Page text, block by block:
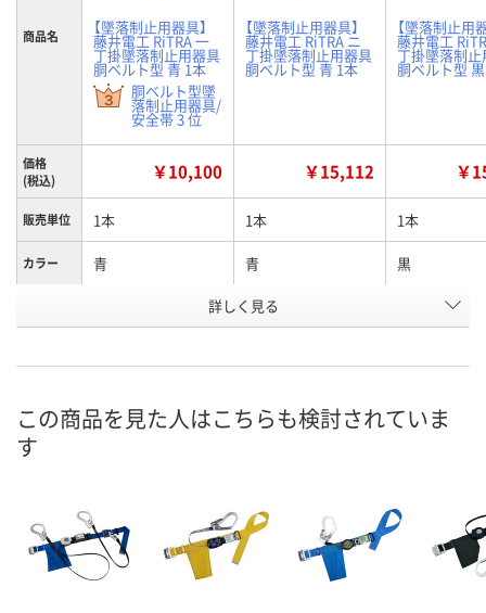
商品名 【墜落制止用器具】
藤井電工 RiTRA 一
丁掛墜落制止用器具
胴ベルト型 青 1本
胴ベルト型墜
落制止用器具/
安全帯 3 位
【墜落制止用器具】
藤井電工 RiTRA ニ
丁掛墜落制止用器具
胴ベルト型 青 1本
【墜落制止用
藤井電工
丁掛墜落制止
胴ベルト型
価格
(税込)
￥10,100 ￥15,112 ￥
販売単位 1本 1本 1本
カラー 青 青 黒
二丁掛け 二丁掛け
号
お届け日
カゴへ カゴへ カ
詳しく見る
この商品を見た人はこちらも検討されていま
す